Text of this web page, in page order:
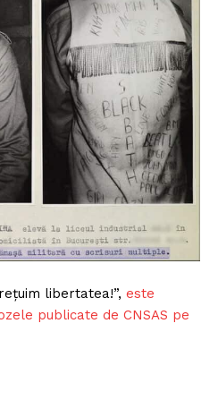
libertatea!”, este
publicate de CNSAS pe